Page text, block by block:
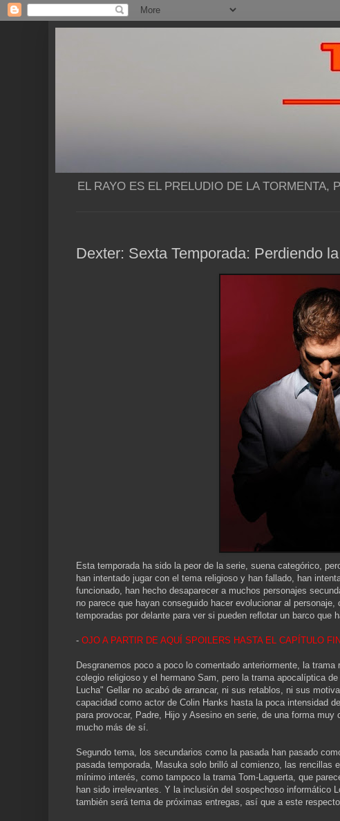
EL RAYO ES EL PRELUDIO DE LA TORMENTA,
Dexter: Sexta Temporada: Perdiendo
Esta temporada ha sido la peor de la serie, suena categórico,
han intentado jugar con el tema religioso y han fallado, han
funcionado, han hecho desaparecer a muchos personajes
no parece que hayan conseguido hacer evolucionar al
temporadas por delante para ver si pueden reflotar un barco que
- OJO A PARTIR DE AQUÍ SPOILERS HASTA EL CAPÍTULO
Desgranemos poco a poco lo comentado anteriormente, la
colegio religioso y el hermano Sam, pero la trama apocalíptica
Lucha" Gellar no acabó de arrancar, ni sus retablos, ni sus
capacidad como actor de Colin Hanks hasta la poca intensidad
para provocar, Padre, Hijo y Asesino en serie, de una forma
mucho más de sí.
Segundo tema, los secundarios como la pasada han pasado
pasada temporada, Masuka solo brilló al comienzo, las rencillas
mínimo interés, como tampoco la trama Tom-Laguerta, que
han sido irrelevantes. Y la inclusión del sospechoso informático
también será tema de próximas entregas, así que a este